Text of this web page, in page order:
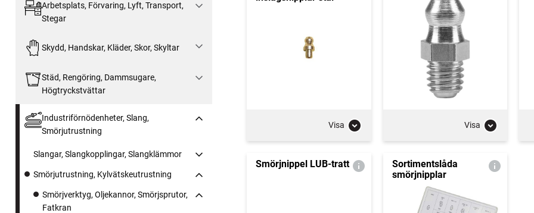
Arbetsplats, Förvaring, Lyft, Transport,
Stegar
Skydd, Handskar, Kläder, Skor, Skyltar
Städ, Rengöring, Dammsugare,
Högtryckstvättar
Industriförnödenheter, Slang,
Smörjutrustning
Slangar, Slangkopplingar, Slangklämmor
Smörjutrustning, Kylvätskeutrustning
Smörjverktyg, Oljekannor, Smörjsprutor,
Fatkran
Visa Visa
Smörjnippel LUB-tratt
Sortimentslåda
smörjnipplar